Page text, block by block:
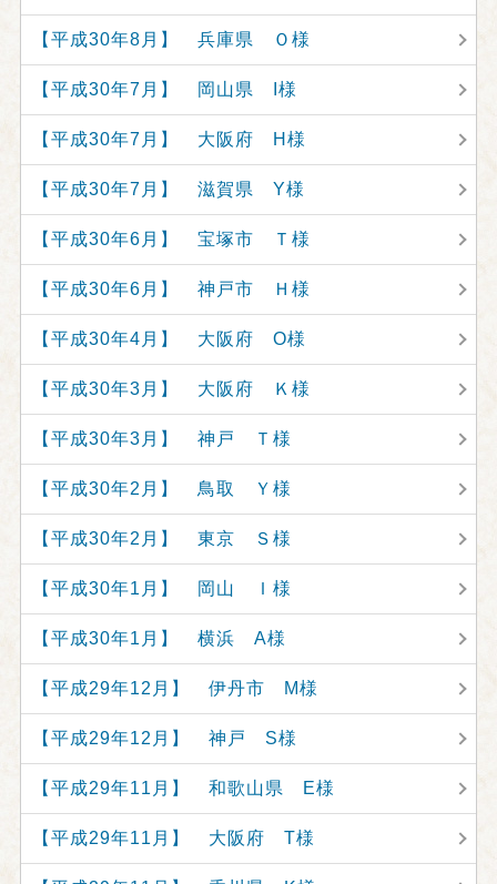
【平成30年8月】 兵庫県 Ｏ様
【平成30年7月】 岡山県 I様
【平成30年7月】 大阪府 H様
【平成30年7月】 滋賀県 Y様
【平成30年6月】 宝塚市 Ｔ様
【平成30年6月】 神戸市 Ｈ様
【平成30年4月】 大阪府 O様
【平成30年3月】 大阪府 Ｋ様
【平成30年3月】 神戸 Ｔ様
【平成30年2月】 鳥取 Ｙ様
【平成30年2月】 東京 Ｓ様
【平成30年1月】 岡山 Ｉ様
【平成30年1月】 横浜 A様
【平成29年12月】 伊丹市 M様
【平成29年12月】 神戸 S様
【平成29年11月】 和歌山県 E様
【平成29年11月】 大阪府 T様